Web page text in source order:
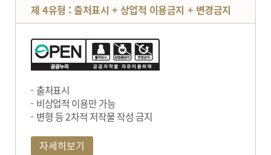
제 4유형 : 출처표시 + 상업적 이용금지 + 변경금지
출처표시
비상업적 이용만 가능
변형 등 2차적 저작물 작성 금지
자세히보기